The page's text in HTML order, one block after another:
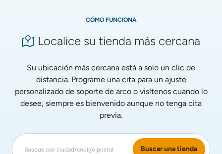
CÓMO FUNCIONA
Localice su tienda más cercana
Su ubicación más cercana está a solo un clic de
distancia. Programe una cita para un ajuste
personalizado de soporte de arco o visítenos cuando lo
desee, siempre es bienvenido aunque no tenga cita
previa.
Buscar una tienda